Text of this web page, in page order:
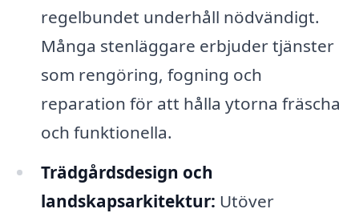
regelbundet underhåll nödvändigt.
Många stenläggare erbjuder tjänster
som rengöring, fogning och
reparation för att hålla ytorna fräscha
och funktionella.
Trädgårdsdesign och
landskapsarkitektur: Utöver